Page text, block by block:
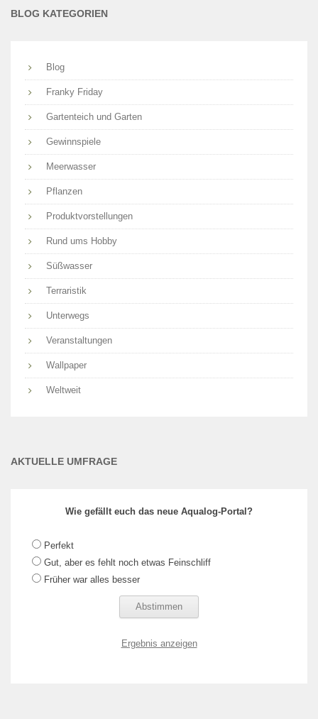
BLOG KATEGORIEN
Blog
Franky Friday
Gartenteich und Garten
Gewinnspiele
Meerwasser
Pflanzen
Produktvorstellungen
Rund ums Hobby
Süßwasser
Terraristik
Unterwegs
Veranstaltungen
Wallpaper
Weltweit
AKTUELLE UMFRAGE
Wie gefällt euch das neue Aqualog-Portal?
Perfekt
Gut, aber es fehlt noch etwas Feinschliff
Früher war alles besser
Ergebnis anzeigen